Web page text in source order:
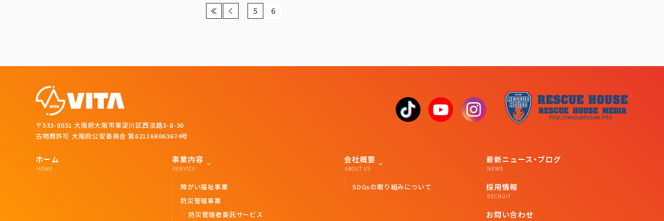
« ‹ 5 6
〒533-0031 大阪府大阪市東淀川区西淡路3-8-30
古物商許可 大阪府公安委員会 第62116R063674号
ホーム
HOME
事業内容
SERVICE
障がい福祉事業
防災管理事業
防災管理者委託サービス
会社概要
ABOUT US
SDGsの取り組みについて
最新ニュース・ブログ
NEWS
採用情報
RECRUIT
お問い合わせ